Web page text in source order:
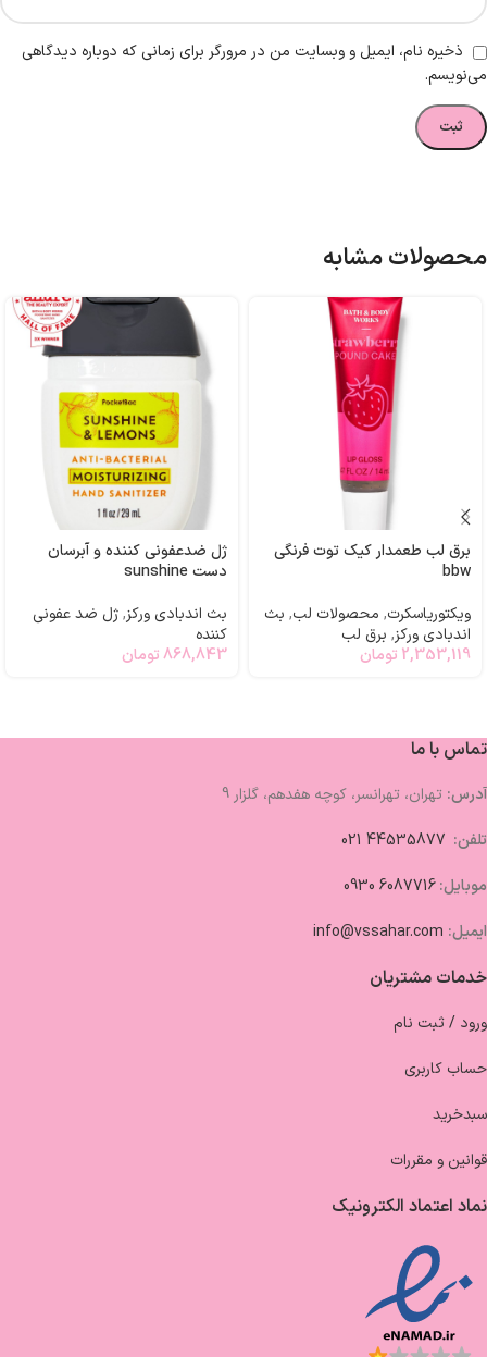
ذخیره نام، ایمیل و وبسایت من در مرورگر برای زمانی که دوباره دیدگاهی
می‌نویسم.
محصولات مشابه
برق لب طعمدار کیک توت فرنگی
bbw
ویکتوریاسکرت, محصولات لب, بث
اندبادی ورکز, برق لب
2,353,119 تومان
ژل ضدعفونی کننده و آبرسان
دست sunshine
بث اندبادی ورکز,ژل ضد عفونی
کننده
868,843تومان
تماس با ما
آدرس: تهران، تهرانسر، کوچه هفدهم، گلزار 9
تلفن:
موبایل:6087716 0930
ایمیل: info@vssahar.com
خدمات مشتریان
ورود / ثبت نام
حساب کاربری
سبدخرید
قوانین و مقررات
نماد اعتماد الکترونیک